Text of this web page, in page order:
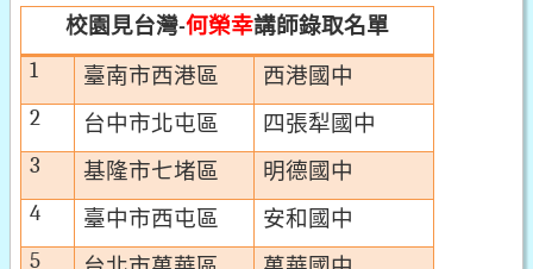
校園見台灣-何榮幸講師錄取名單
1 臺南市西港區 西港國中
2 台中市北屯區 四張犁國中
3 基隆市七堵區 明德國中
4 臺中市西屯區 安和國中
5